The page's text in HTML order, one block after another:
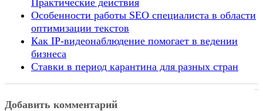
Практические действия
Особенности работы SEO специалиста в области
оптимизации текстов
Как IP-видеонаблюдение помогает в ведении
бизнеса
Ставки в период карантина для разных стран
Добавить комментарий